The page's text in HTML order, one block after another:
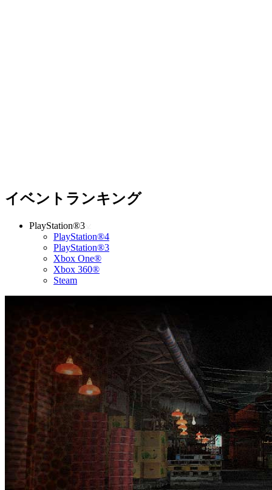
イベントランキング
PlayStation®3
PlayStation®4
PlayStation®3
Xbox One®
Xbox 360®
Steam